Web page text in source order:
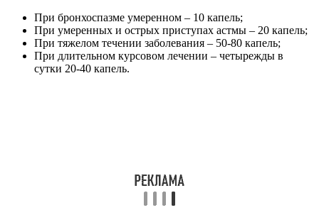
При бронхоспазме умеренном – 10 капель;
При умеренных и острых приступах астмы – 20 капель;
При тяжелом течении заболевания – 50-80 капель;
При длительном курсовом лечении – четырежды в
сутки 20-40 капель.